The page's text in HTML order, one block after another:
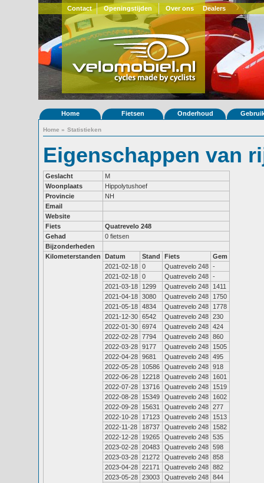
Contact Openingstijden Over ons Dealers
Home Fietsen Onderhoud
Home » Statistieken
Eigenschappen van
Geslacht
M
Woonplaats
Hippolytushoef
Provincie
NH
Email
Website
Fiets
Quatrevelo 248
Gehad
0 fietsen
Bijzonderheden
Kilometerstanden
Datum Stand Fiets
Gem
2021-02-18 0 Quatrevelo 248 -
2021-02-18 0 Quatrevelo 248 -
2021-03-18
1299 Quatrevelo 248
1411
2021-04-18 3080 Quatrevelo 248
1750
2021-05-18 4834 Quatrevelo 248
1778
2021-12-30 6542 Quatrevelo 248 230
2022-01-30 6974 Quatrevelo 248 424
2022-02-28 7794 Quatrevelo 248 860
2022-03-28 9177 Quatrevelo 248
1505
2022-04-28 9681 Quatrevelo 248 495
2022-05-28
10586 Quatrevelo 248 918
2022-06-28
12218 Quatrevelo 248
1601
2022-07-28
13716 Quatrevelo 248
1519
2022-08-28
15349 Quatrevelo 248
1602
2022-09-28
15631 Quatrevelo 248 277
2022-10-28
17123 Quatrevelo 248
1513
2022-11-28
18737 Quatrevelo 248
1582
2022-12-28
19265 Quatrevelo 248 535
2023-02-28 20483 Quatrevelo 248 598
2023-03-28 21272 Quatrevelo 248 858
2023-04-28 22171 Quatrevelo 248 882
2023-05-28 23003 Quatrevelo 248 844